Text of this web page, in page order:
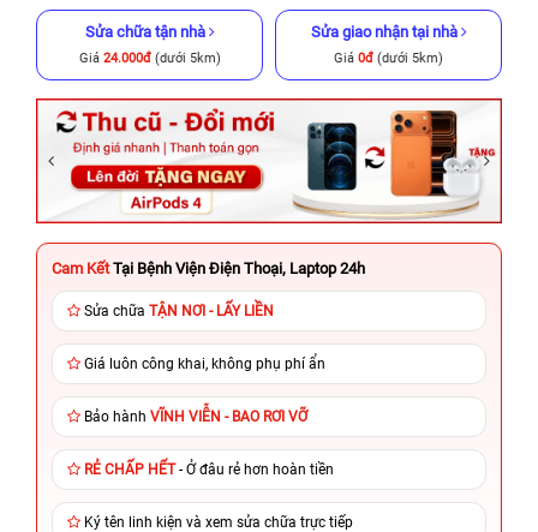
Sửa chữa tận nhà
Giá 24.000đ(dưới 5km)
Sửa giao nhận tại nhà
Giá 0đ (dưới 5km)
Cam Kết Tại Bệnh Viện Điện Thoại, Laptop 24h
Sửa chữa TẬN NƠI - LẤY LIỀN
Giá luôn công khai, không phụ phí ẩn
Bảo hành VĨNH VIỄN - BAO RƠI VỠ
RẺ CHẤP HẾT- Ở đâu rẻ hơn hoàn tiền
Ký tên linh kiện và xem sửa chữa trực tiếp